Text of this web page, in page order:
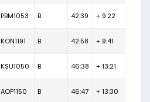
PBM1053 B 42:39 + 9:22
KON1191 B 42:58 + 9:41
KSU1050 B 46:38 + 13:21
AOP1150 B 46:47 + 13:30